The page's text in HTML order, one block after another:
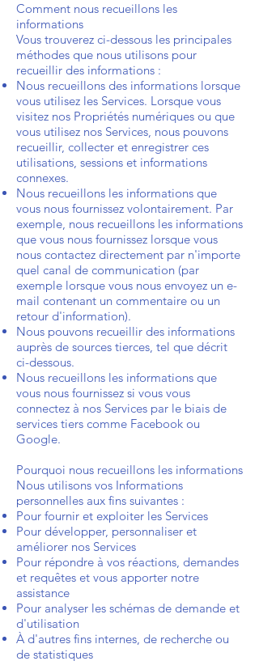
Comment nous recueillons les
informations
Vous trouverez ci-dessous les principales
méthodes que nous utilisons pour
recueillir des informations :
Nous recueillons des informations lorsque
vous utilisez les Services. Lorsque vous
visitez nos Propriétés numériques ou que
vous utilisez nos Services, nous pouvons
recueillir, collecter et enregistrer ces
utilisations, sessions et informations
connexes.
Nous recueillons les informations que
vous nous fournissez volontairement. Par
exemple, nous recueillons les informations
que vous nous fournissez lorsque vous
nous contactez directement par n'importe
quel canal de communication (par
exemple lorsque vous nous envoyez un e-
mail contenant un commentaire ou un
retour d'information).
Nous pouvons recueillir des informations
auprès de sources tierces, tel que décrit
ci-dessous.
Nous recueillons les informations que
vous nous fournissez si vous vous
connectez à nos Services par le biais de
services tiers comme Facebook ou
Google.
Pourquoi nous recueillons les informations
Nous utilisons vos Informations
personnelles aux fins suivantes :
Pour fournir et exploiter les Services
Pour développer, personnaliser et
améliorer nos Services
Pour répondre à vos réactions, demandes
et requêtes et vous apporter notre
assistance
Pour analyser les schémas de demande et
d'utilisation
À d'autres fins internes, de recherche ou
de statistiques